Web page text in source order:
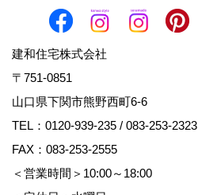
建和住宅株式会社
〒751-0851
山口県下関市熊野西町6-6
TEL： 0120-939-235 / 083-253-2323
FAX：083-253-2555
＜営業時間＞10:00～18:00